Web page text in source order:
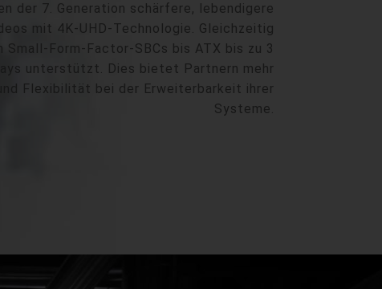
der 7. Generation schärfere, lebendigere
mit 4K-UHD-Technologie. Gleichzeitig
Small-Form-Factor-SBCs bis ATX bis zu 3
unterstützt. Dies bietet Partnern mehr
Flexibilität bei der Erweiterbarkeit ihrer
Systeme.